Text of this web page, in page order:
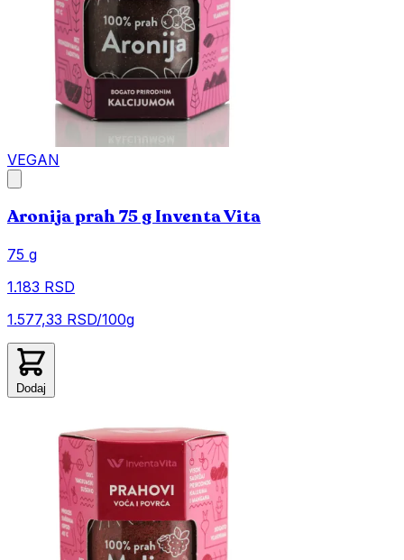
VEGAN
Aronija prah 75 g Inventa Vita
75 g
1.183 RSD
1.577,33 RSD/100g
Dodaj